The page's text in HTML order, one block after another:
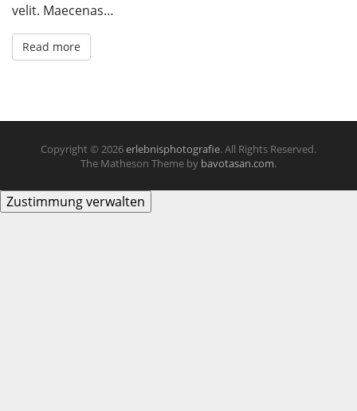
velit. Maecenas…
Read more
Copyright © 2026erlebnisphotografie. All Rights Reserved.
The Matheson Theme by bavotasan.com.
Zustimmung verwalten